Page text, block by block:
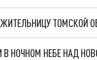
ТОМСКОЙ
НОЧНОМ НЕБЕ НАД